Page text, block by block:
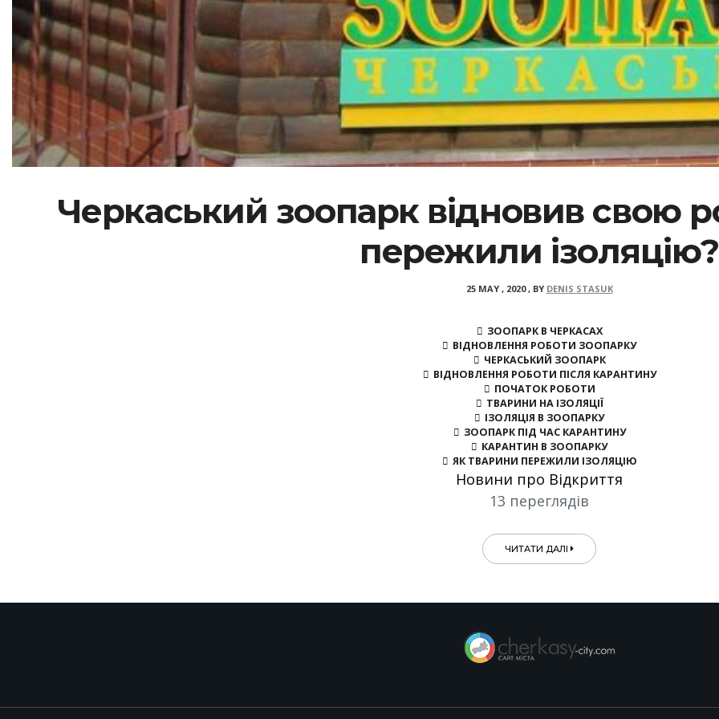
Черкаський зоопарк відновив свою
пережили ізоляцію?
25 MAY , 2020, BY DENIS STASUK
ЗООПАРК В ЧЕРКАСАХ
ВІДНОВЛЕННЯ РОБОТИ ЗООПАРКУ
ЧЕРКАСЬКИЙ ЗООПАРК
ВІДНОВЛЕННЯ РОБОТИ ПІСЛЯ КАРАНТИНУ
ПОЧАТОК РОБОТИ
ТВАРИНИ НА ІЗОЛЯЦІЇ
ІЗОЛЯЦІЯ В ЗООПАРКУ
ЗООПАРК ПІД ЧАС КАРАНТИНУ
КАРАНТИН В ЗООПАРКУ
ЯК ТВАРИНИ ПЕРЕЖИЛИ ІЗОЛЯЦІЮ
Новини про Відкриття
13 переглядів
ЧИТАТИ ДАЛІ